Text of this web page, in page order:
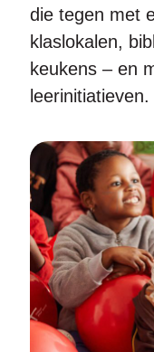
die tegen met
klaslokalen,
keukens – en
leerinitiatieven.